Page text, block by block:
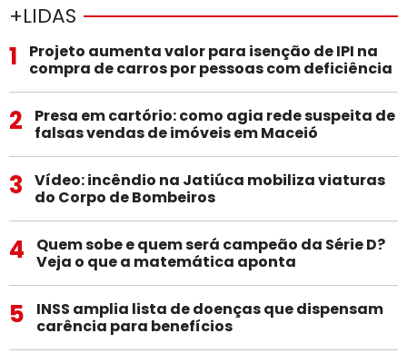
+LIDAS
1
Projeto aumenta valor para isenção de IPI na
compra de carros por pessoas com deficiência
2
Presa em cartório: como agia rede suspeita de
falsas vendas de imóveis em Maceió
3
Vídeo: incêndio na Jatiúca mobiliza viaturas
do Corpo de Bombeiros
4
Quem sobe e quem será campeão da Série D?
Veja o que a matemática aponta
5
INSS amplia lista de doenças que dispensam
carência para benefícios